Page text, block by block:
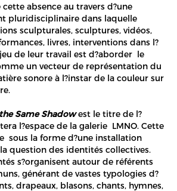
absence au travers d?une
pluridisciplinaire dans laquelle
sculpturales, sculptures, vidéos,
livres, interventions dans l?
de leur travail est d?aborder le
un vecteur de représentation du
sonore à l?instar de la couleur sur
Same Shadowest le titre de l?
l?espace de la galerie LMNO. Cette
sous la forme d?une installation
question des identités collectives.
s?organisent autour de référents
générant de vastes typologies d?
drapeaux, blasons, chants, hymnes,